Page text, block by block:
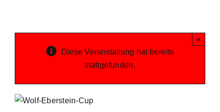
Diese Veranstaltung hat bereits
stattgefunden.
×